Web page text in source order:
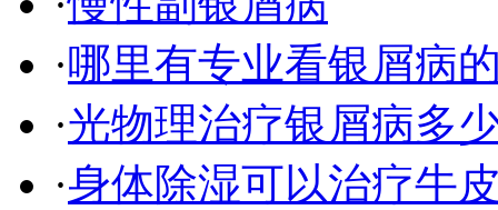
·哪里有专业看银屑病
·光物理治疗银屑病多
·身体除湿可以治疗牛